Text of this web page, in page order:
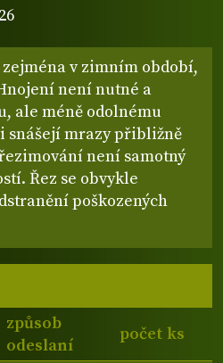
v zimním období,
není nutné a
ale méně odolnému
snášejí mrazy přibližně
není samotný
Řez se obvykle
poškozených
způsob
odeslaní
počet ks